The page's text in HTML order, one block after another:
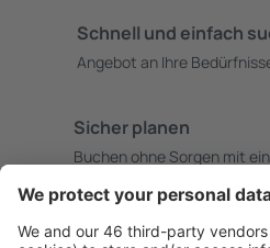
Schnell und einfach
Angebot an Ihre
Sicher planen
Buchen ohne Sorgen mit
Mehr sparen